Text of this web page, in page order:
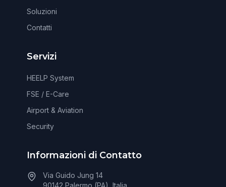
Soluzioni
Contatti
Servizi
HEELP System
FSE / E-Care
Airport & Aviation
Security
Informazioni di Contatto
Via Guido Jung 14
90142 Palermo (PA), Italia